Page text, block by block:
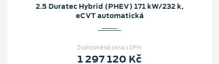
2.5 Duratec Hybrid (PHEV) 171 kW/232 k,
eCVT automatická
Zvýhodněná cena s DPH
1 297 120 Kč